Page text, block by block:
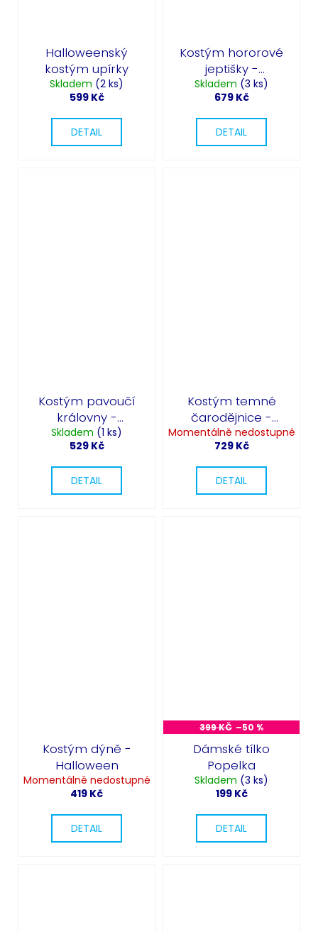
Halloweenský
kostým upírky
Skladem (2 ks)
599 Kč
DETAIL
Kostým hororové
jeptišky -
Halloween
Skladem (3 ks)
679 Kč
DETAIL
Kostým pavoučí
královny -
Halloween
Skladem (1 ks)
529 Kč
DETAIL
Kostým temné
čarodějnice -
Satanic Witch
Momentálně nedostupné
729 Kč
DETAIL
Kostým dýně -
Halloween
Momentálně nedostupné
419 Kč
DETAIL
399 KČ –50 %
Dámské tílko
Popelka
Skladem (3 ks)
199 Kč
DETAIL